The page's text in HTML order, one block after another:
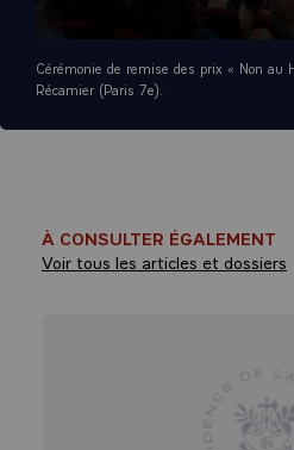
Cérémonie de remise des prix « Non au
Récamier (Paris 7e).
À CONSULTER ÉGALEMENT
Voir tous les articles et dossiers